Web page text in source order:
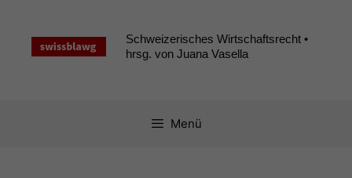
springen
Schweizerisches Wirtschaftsrecht •
hrsg. von Juana Vasella
Menü